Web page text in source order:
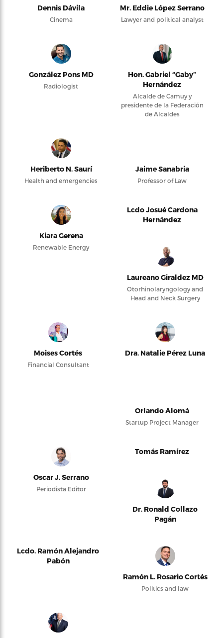
Dennis Dávila
Cinema
Mr. Eddie López Serrano
Lawyer and political analyst
González Pons MD
Radiologist
Hon. Gabriel “Gaby”
Hernández
Alcalde de Camuy y
presidente de la Federación
de Alcaldes
Heriberto N. Saurí
Health and emergencies
Jaime Sanabria
Professor of Law
Kiara Gerena
Renewable Energy
Lcdo Josué Cardona
Hernández
Laureano Giraldez MD
Otorhinolaryngology and
Head and Neck Surgery
Moises Cortés
Financial Consultant
Dra. Natalie Pérez Luna
Orlando Alomá
Startup Project Manager
Oscar J. Serrano
Periodista Editor
Tomás Ramírez
Dr. Ronald Collazo
Pagán
Lcdo. Ramón Alejandro
Pabón
Ramón L. Rosario Cortés
Politics and law